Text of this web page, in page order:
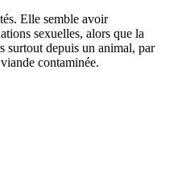
Elle semble avoir
sexuelles, alors que la
surtout depuis un animal, par
contaminée.